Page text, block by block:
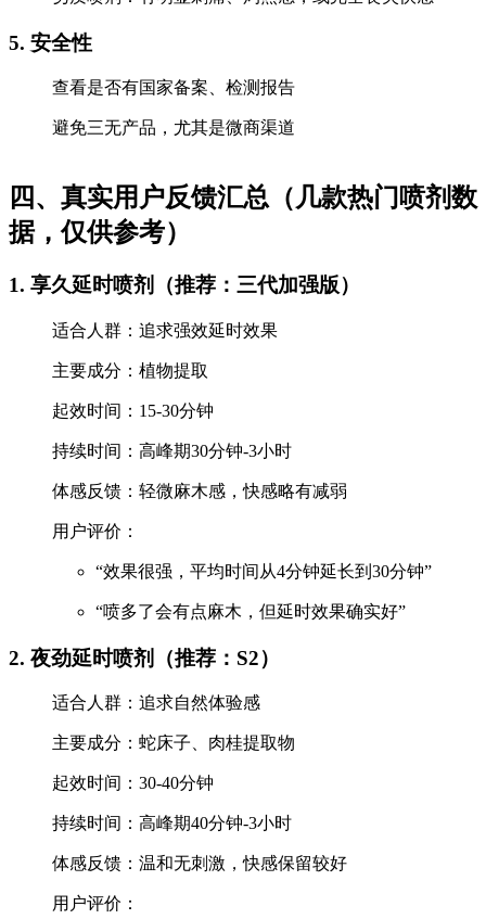
5. 安全性
查看是否有国家备案、检测报告
避免三无产品，尤其是微商渠道
四、真实用户反馈汇总（几款热门喷剂数
据，仅供参考）
1. 享久延时喷剂（推荐：三代加强版）
适合人群：追求强效延时效果
主要成分：植物提取
起效时间：15-30分钟
持续时间：高峰期30分钟-3小时
体感反馈：轻微麻木感，快感略有减弱
用户评价：
“效果很强，平均时间从4分钟延长到30分钟”
“喷多了会有点麻木，但延时效果确实好”
2. 夜劲延时喷剂（推荐：S2）
适合人群：追求自然体验感
主要成分：蛇床子、肉桂提取物
起效时间：30-40分钟
持续时间：高峰期40分钟-3小时
体感反馈：温和无刺激，快感保留较好
用户评价：